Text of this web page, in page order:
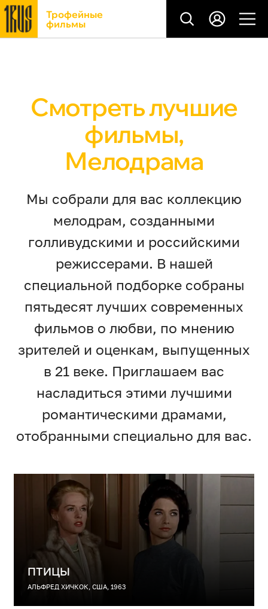
Трофейные
фильмы
Смотреть лучшие
фильмы,
Мелодрама
Мы собрали для вас коллекцию
мелодрам, созданными
голливудскими и российскими
режиссерами. В нашей
специальной подборке собраны
пятьдесят лучших современных
фильмов о любви, по мнению
зрителей и оценкам, выпущенных
в 21 веке. Приглашаем вас
насладиться этими лучшими
романтическими драмами,
отобранными специально для вас.
ПТИЦЫ
АЛЬФРЕД ХИЧКОК, США, 1963